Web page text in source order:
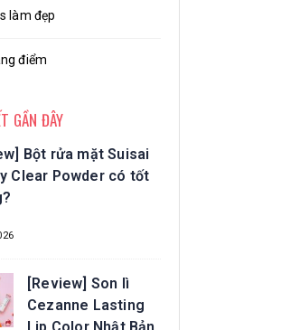
làm đẹp
điểm
GẦN ĐÂY
Bột rửa mặt Suisai
Clear Powder có tốt
[Review] Son lì
Cezanne Lasting